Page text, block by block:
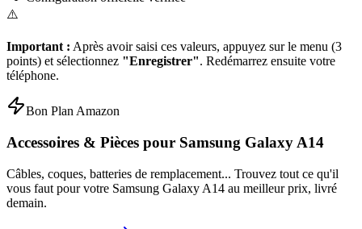
⚠️
Important : Après avoir saisi ces valeurs, appuyez sur le menu (3
points) et sélectionnez "Enregistrer". Redémarrez ensuite votre
téléphone.
Bon Plan Amazon
Accessoires & Pièces pour Samsung Galaxy A14
Câbles, coques, batteries de remplacement... Trouvez tout ce qu'il
vous faut pour votre Samsung Galaxy A14 au meilleur prix, livré
demain.